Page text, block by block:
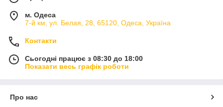
м. Одеса
7-й км, ул. Белая, 28, 65120, Одеса, Україна
Контакти
Сьогодні працює з 08:30 до 18:00
Показати весь графік роботи
Про нас